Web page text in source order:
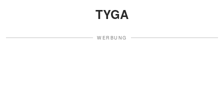
TYGA
WERBUNG